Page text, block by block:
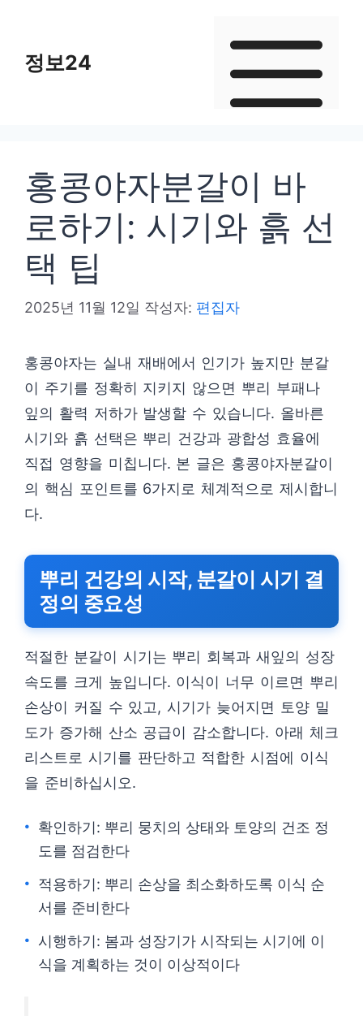
정보24
홍콩야자분갈이 바
로하기: 시기와 흙 선
택 팁
2025년 11월 12일 작성자: 편집자
홍콩야자는 실내 재배에서 인기가 높지만 분갈
이 주기를 정확히 지키지 않으면 뿌리 부패나
잎의 활력 저하가 발생할 수 있습니다. 올바른
시기와 흙 선택은 뿌리 건강과 광합성 효율에
직접 영향을 미칩니다. 본 글은 홍콩야자분갈이
의 핵심 포인트를 6가지로 체계적으로 제시합니
다.
뿌리 건강의 시작, 분갈이 시기 결
정의 중요성
적절한 분갈이 시기는 뿌리 회복과 새잎의 성장
속도를 크게 높입니다. 이식이 너무 이르면 뿌리
손상이 커질 수 있고, 시기가 늦어지면 토양 밀
도가 증가해 산소 공급이 감소합니다. 아래 체크
리스트로 시기를 판단하고 적합한 시점에 이식
을 준비하십시오.
확인하기: 뿌리 뭉치의 상태와 토양의 건조 정
도를 점검한다
적용하기: 뿌리 손상을 최소화하도록 이식 순
서를 준비한다
시행하기: 봄과 성장기가 시작되는 시기에 이
식을 계획하는 것이 이상적이다